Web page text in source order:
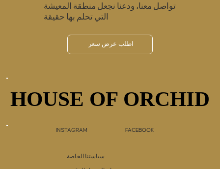
تواصل معنا، ودعنا نجعل منطقة المعيشة
التي تحلم بها حقيقة
اطلب عرض سعر
HOUSE OF ORCHID
HOUSE OF ORCHID
INSTAGRAM FACEBOOK
سياستنا الخاصة